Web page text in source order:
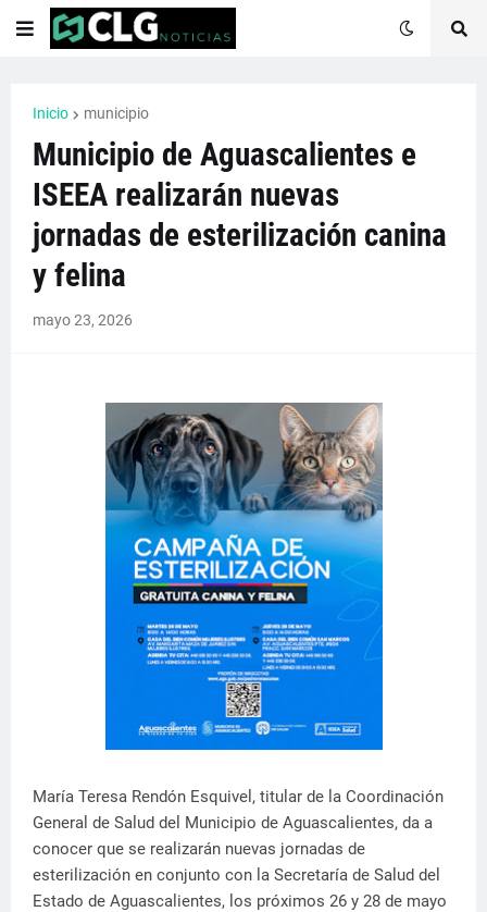
Inicio municipio
Municipio de Aguascalientes e
ISEEA realizarán nuevas
jornadas de esterilización canina
y felina
mayo 23, 2026
María Teresa Rendón Esquivel, titular de la Coordinación
General de Salud del Municipio de Aguascalientes, da a
conocer que se realizarán nuevas jornadas de
esterilización en conjunto con la Secretaría de Salud del
Estado de Aguascalientes, los próximos 26 y 28 de mayo